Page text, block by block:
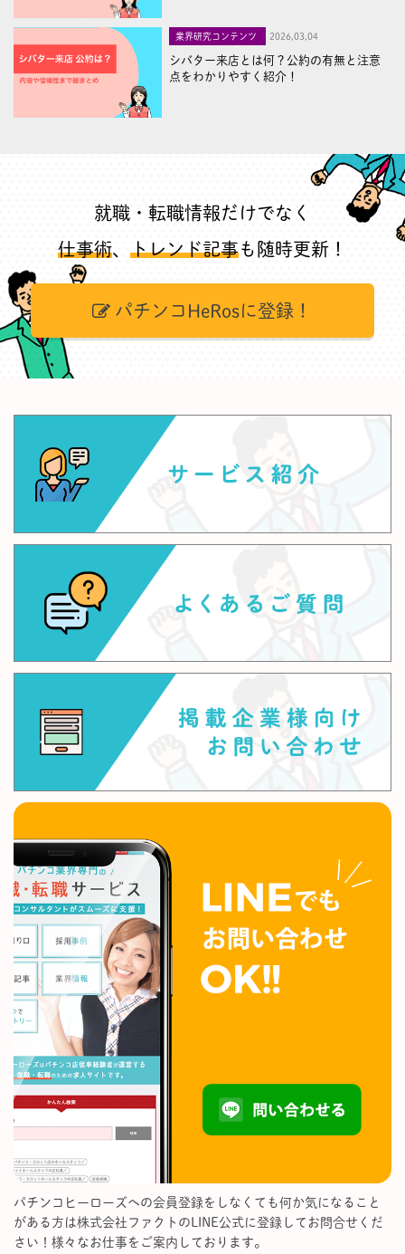
業界研究コンテンツ 2026,03,04
シバター来店とは何？公約の有無と注意
点をわかりやすく紹介！
就職・転職情報だけでなく
仕事術、 トレンド記事も随時更新！
パチンコHeRosに登録！
パチンコヒーローズへの会員登録をしなくても何か気になること
がある方は株式会社ファクトのLINE公式に登録してお問合せくだ
さい！様々なお仕事をご案内しております。